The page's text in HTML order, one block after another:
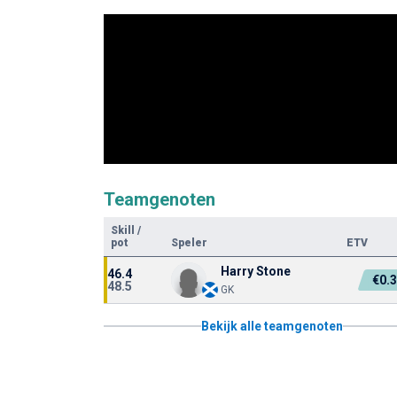
Teamgenoten
Skill
/
pot
Speler ETV
46.4
48.5
Harry Stone
GK
Bekijk alle teamgenoten